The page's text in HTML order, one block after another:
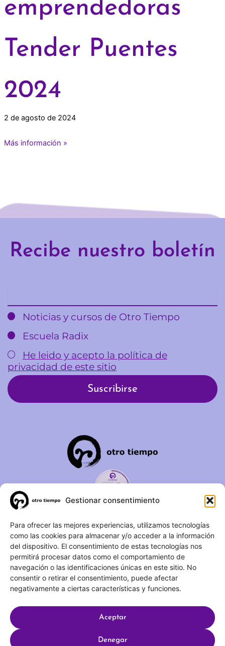
Gestionar consentimiento
Para ofrecer las mejores experiencias, utilizamos tecnologías
como las cookies para almacenar y/o acceder a la información
del dispositivo. El consentimiento de estas tecnologías nos
permitirá procesar datos como el comportamiento de
navegación o las identificaciones únicas en este sitio. No
consentir o retirar el consentimiento, puede afectar
negativamente a ciertas características y funciones.
Aceptar
Denegar
emprendedoras
Tender Puentes
2024
2 de agosto de 2024
Más información »
Recibe nuestro boletín
Noticias y cursos de Otro Tiempo
Escuela Radix
He leido y acepto la política de
privacidad de este sitio
C/ Duque de Fernán Núñez,
2 – 1ºA 28012 – Madrid
(+34) 623 183 283
info@otrotiempo.org
Hecho con por SocialCo © 2025 Otro Tiempo